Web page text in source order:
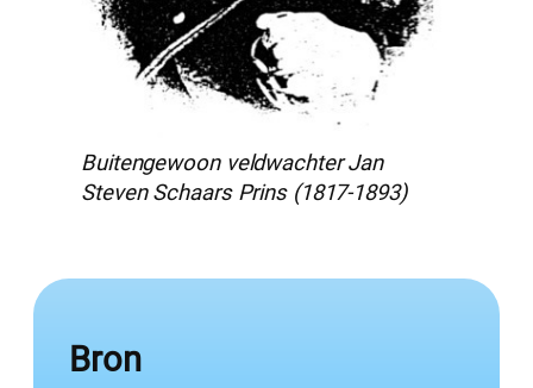
Buitengewoon veldwachter Jan
Steven Schaars Prins (1817-1893)
Bron